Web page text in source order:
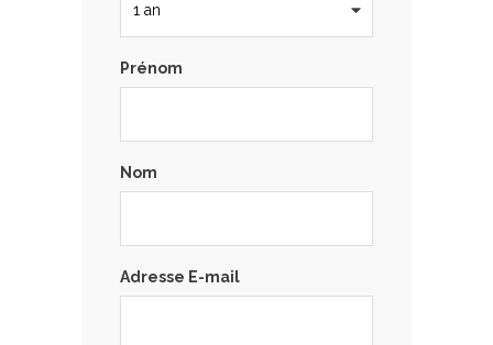
Prénom
Nom
Adresse E-mail